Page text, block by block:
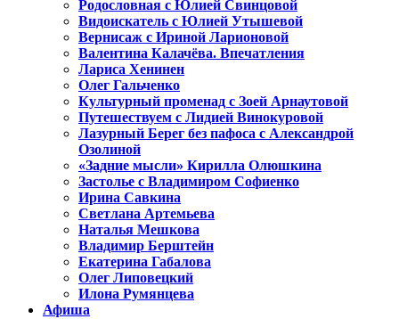
Родословная с Юлией Свинцовой
Видоискатель с Юлией Утышевой
Вернисаж с Ириной Ларионовой
Валентина Калачёва. Впечатления
Лариса Хенинен
Олег Гальченко
Культурный променад с Зоей Арнаутовой
Путешествуем с Лидией Винокуровой
Лазурный Берег без пафоса с Александрой
Озолиной
«Задние мысли» Кирилла Олюшкина
Застолье с Владимиром Софиенко
Ирина Савкина
Светлана Артемьева
Наталья Мешкова
Владимир Берштейн
Екатерина Габалова
Олег Липовецкий
Илона Румянцева
Афиша